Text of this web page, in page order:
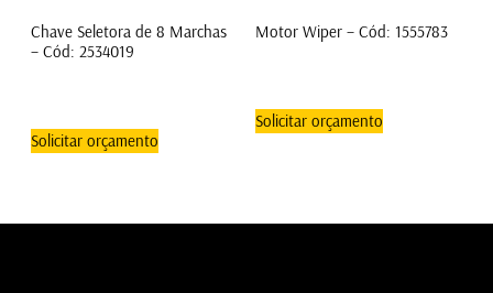
Chave Seletora de 8 Marchas
– Cód: 2534019
Solicitar orçamento
Motor Wiper – Cód: 1555783
Solicitar orçamento